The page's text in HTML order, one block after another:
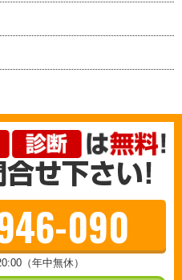
090
（年中無休）